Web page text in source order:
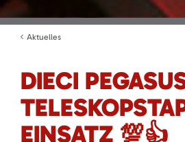
Aktuelles
DIECI
EINSATZ 💯👍